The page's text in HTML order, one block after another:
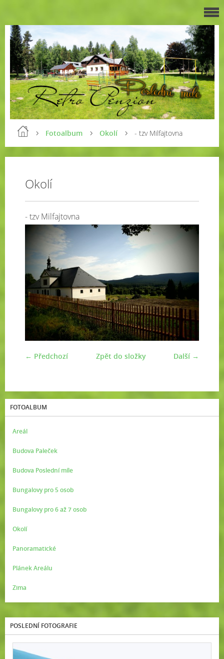
Fotoalbum Okolí - tzv Milfajtovna
Okolí
- tzv Milfajtovna
← Předchozí Další →
Zpět do složky
FOTOALBUM
Areál
Budova Paleček
Budova Poslední míle
Bungalovy pro 5 osob
Bungalovy pro 6 až 7 osob
Okolí
Panoramatické
Plánek Areálu
Zima
POSLEDNÍ FOTOGRAFIE